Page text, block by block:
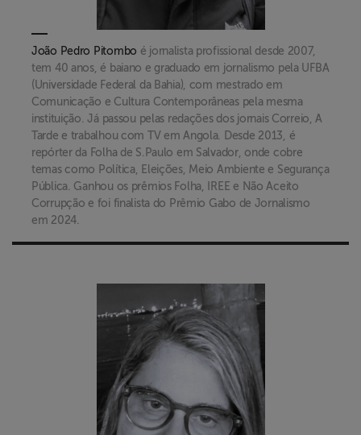
João Pedro Pitombo é jornalista profissional desde 2007,
tem 40 anos, é baiano e graduado em jornalismo pela UFBA
(Universidade Federal da Bahia), com mestrado em
Comunicação e Cultura Contemporâneas pela mesma
instituição. Já passou pelas redações dos jornais Correio, A
Tarde e trabalhou com TV em Angola. Desde 2013, é
repórter da Folha de S.Paulo em Salvador, onde cobre
temas como Política, Eleições, Meio Ambiente e Segurança
Pública. Ganhou os prêmios Folha, IREE e Não Aceito
Corrupção e foi finalista do Prêmio Gabo de Jornalismo
em 2024.